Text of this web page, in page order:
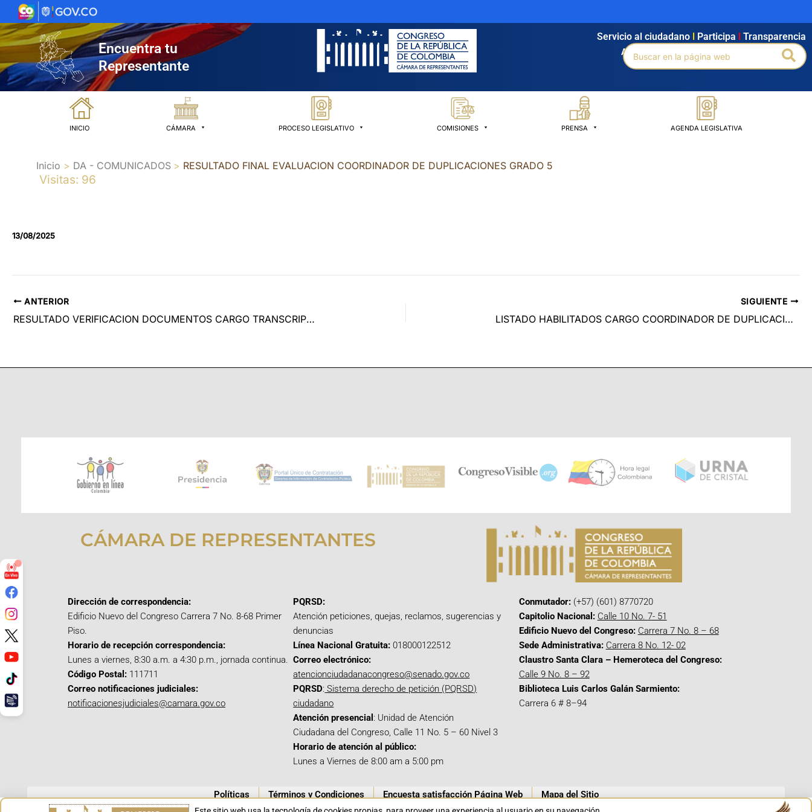
al
contenido
Encuentra tu
Representante
Agendamiento Intranet Búsqueda avanzada
Servicio al ciudadano Participa Transparencia
Buscar
por:
INICIO CÁMARA PROCESO LEGISLATIVO COMISIONES PRENSA AGENDA LEGISLATIVA
Inicio DA - COMUNICADOS RESULTADO FINAL EVALUACION COORDINADOR DE DUPLICACIONES GRADO 5
Visitas: 96
13/08/2025
ANTERIOR
RESULTADO VERIFICACION DOCUMENTOS CARGO TRANSCRIPTOR GRADO 4
SIGUIENTE
LISTADO HABILITADOS CARGO COORDINADOR DE DUPLICACIONES GRADO 5
CÁMARA DE REPRESENTANTES
Dirección de correspondencia:
Edificio Nuevo del Congreso Carrera 7 No. 8-68 Primer
Piso.
Horario de recepción correspondencia:
Lunes a viernes, 8:30 a.m. a 4:30 p.m., jornada continua.
Código Postal: 111711
Correo notificaciones judiciales:
notificacionesjudiciales@camara.gov.co
PQRSD:
Atención peticiones, quejas, reclamos, sugerencias y
denuncias
Línea Nacional Gratuita: 018000122512
Correo electrónico:
atencionciudadanacongreso@senado.gov.co
PQRSD: Sistema derecho de petición (PQRSD)
ciudadano
Atención presencial : Unidad de Atención
Ciudadana del Congreso, Calle 11 No. 5 – 60 Nivel 3
Horario de atención al público:
Lunes a Viernes de 8:00 am a 5:00 pm
Conmutador:(+57) (601) 8770720
Capitolio Nacional: Calle 10 No. 7- 51
Edificio Nuevo del Congreso: Carrera 7 No. 8 – 68
Sede Administrativa: Carrera 8 No. 12- 02
Claustro Santa Clara – Hemeroteca del Congreso:
Calle 9 No. 8 – 92
Biblioteca Luis Carlos Galán Sarmiento:
Carrera 6 # 8–94
Políticas Términos y Condiciones Encuesta satisfacción Página Web Mapa del Sitio